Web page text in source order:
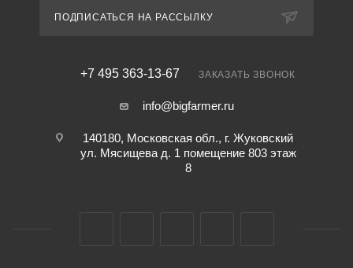
ПОДПИСАТЬСЯ НА РАССЫЛКУ
+7 495 363-13-67 ЗАКАЗАТЬ ЗВОНОК
info@bigfarmer.ru
140180, Московская обл., г. Жуковский
ул. Мясищева д. 1 помещение 803 этаж
8